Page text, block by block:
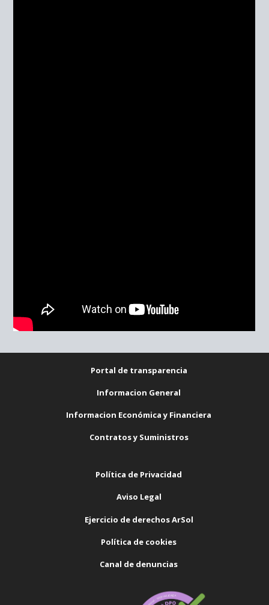
Portal de transparencia
Informacion General
Informacion Económica y Financiera
Contratos y Suministros
Política de Privacidad
Aviso Legal
Ejercicio de derechos ArSol
Política de cookies
Canal de denuncias